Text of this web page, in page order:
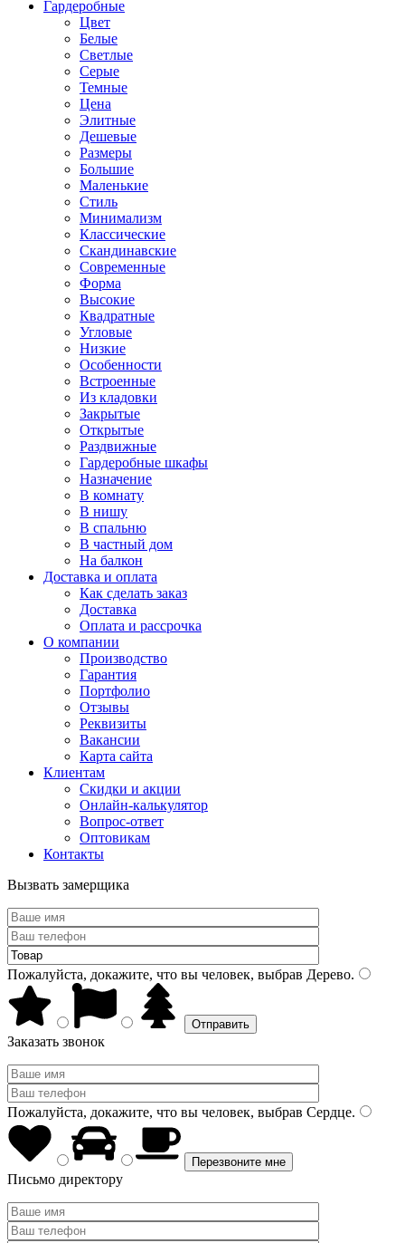
Гардеробные
Цвет
Белые
Светлые
Серые
Темные
Цена
Элитные
Дешевые
Размеры
Большие
Маленькие
Стиль
Минимализм
Классические
Скандинавские
Современные
Форма
Высокие
Квадратные
Угловые
Низкие
Особенности
Встроенные
Из кладовки
Закрытые
Открытые
Раздвижные
Гардеробные шкафы
Назначение
В комнату
В нишу
В спальню
В частный дом
На балкон
Доставка и оплата
Как сделать заказ
Доставка
Оплата и рассрочка
О компании
Производство
Гарантия
Портфолио
Отзывы
Реквизиты
Вакансии
Карта сайта
Клиентам
Скидки и акции
Онлайн-калькулятор
Вопрос-ответ
Оптовикам
Контакты
Вызвать замерщика
Пожалуйста, докажите, что вы человек, выбрав Дерево.
Заказать звонок
Пожалуйста, докажите, что вы человек, выбрав Сердце.
Письмо директору